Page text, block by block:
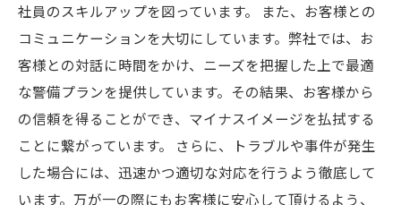
社員のスキルアップを図っています。 また、お客様との
コミュニケーションを大切にしています。弊社では、お
客様との対話に時間をかけ、ニーズを把握した上で最適
な警備プランを提供しています。その結果、お客様から
の信頼を得ることができ、マイナスイメージを払拭する
ことに繋がっています。 さらに、トラブルや事件が発生
した場合には、迅速かつ適切な対応を行うよう徹底して
います。万が一の際にもお客様に安心して頂けるよう、